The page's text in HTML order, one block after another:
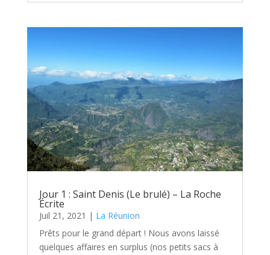
Jour 1 : Saint Denis (Le brulé) – La Roche
Écrite
Juil 21, 2021 | La Réunion
Prêts pour le grand départ ! Nous avons laissé
quelques affaires en surplus (nos petits sacs à